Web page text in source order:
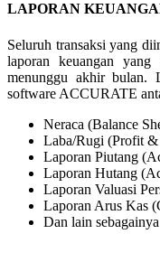
LAPORAN
Seluruh transaksi yang
laporan keuangan
menunggu akhir bulan.
software ACCURATE
Neraca (Balance
Laba/Rugi (Profit &
Laporan Piutang
Laporan Hutang
Laporan Valuasi
Laporan Arus Kas
Dan lain sebagainya